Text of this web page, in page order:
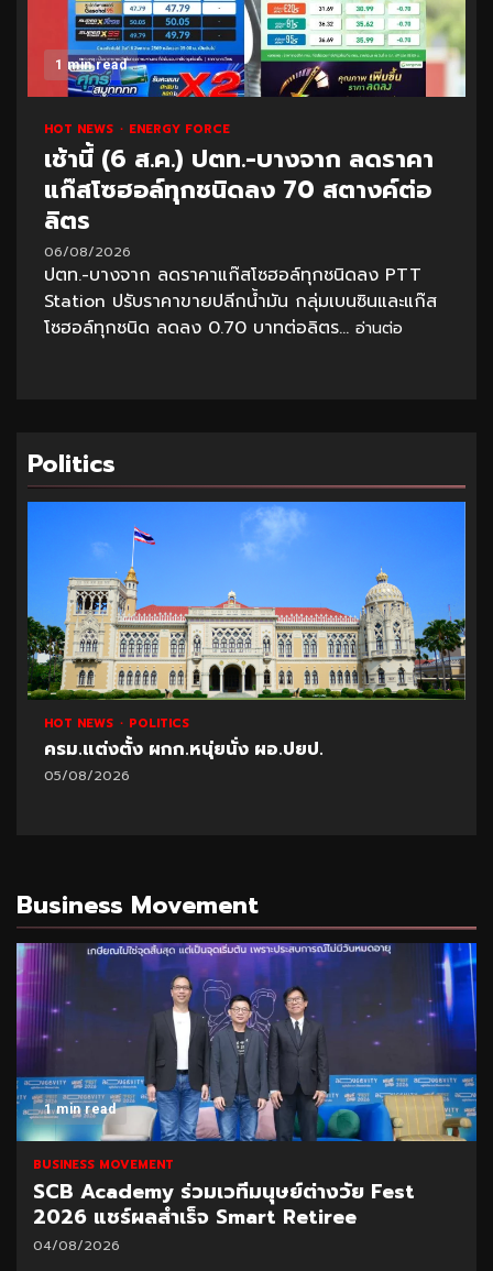
1 min read
HOT NEWS ENERGY FORCE
เช้านี้ (6 ส.ค.) ปตท.-บางจาก ลดราคา
แก๊สโซฮอล์ทุกชนิดลง 70 สตางค์ต่อ
ลิตร
06/08/2026
ปตท.-บางจาก ลดราคาแก๊สโซฮอล์ทุกชนิดลง PTT
Station ปรับราคาขายปลีกน้ำมัน กลุ่มเบนซินและแก๊ส
โซฮอล์ทุกชนิด ลดลง 0.70 บาทต่อลิตร... อ่านต่อ
Politics
HOT NEWS POLITICS
ครม.แต่งตั้ง ผกก.หนุ่ยนั่ง ผอ.ปยป.
05/08/2026
Business Movement
1 min read
BUSINESS MOVEMENT
SCB Academy ร่วมเวทีมนุษย์ต่างวัย Fest
2026 แชร์ผลสำเร็จ Smart Retiree
04/08/2026